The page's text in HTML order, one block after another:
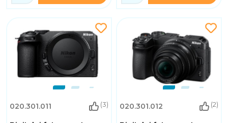
020.301.011 (3) 020.301.012 (2)